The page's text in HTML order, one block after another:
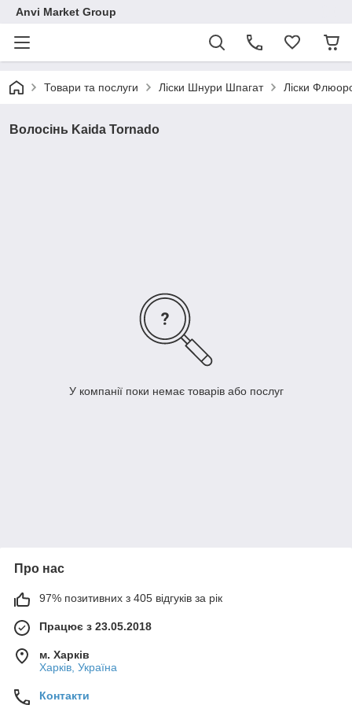
Anvi Market Group
Товари та послуги Ліски Шнури Шпагат Ліски
Волосінь Kaida Tornado
У компанії поки немає товарів або послуг
Про нас
97% позитивних з 405 відгуків за рік
Працює з 23.05.2018
м. Харків
Харків, Україна
Контакти